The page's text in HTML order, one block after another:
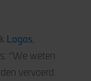
Logos,
“We weten
vervoerd.